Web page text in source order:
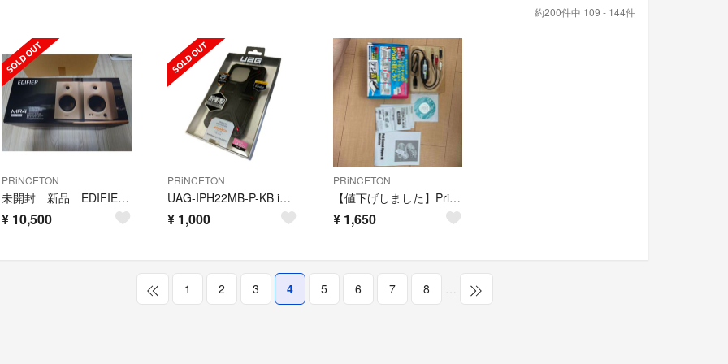
約200件中 109 - 144件
PRiNCETON
未開封 新品 EDIFIER MR4-WH スピーカー 42W
¥ 10,500
PRiNCETON
UAG-IPH22MB-P-KB iPhone 14pro対応
¥ 1,000
PRiNCETON
【値下げしました】Princeton USBオーディオキャプチャユニット
¥ 1,650
1 2 3 4 5 6 7 8 …